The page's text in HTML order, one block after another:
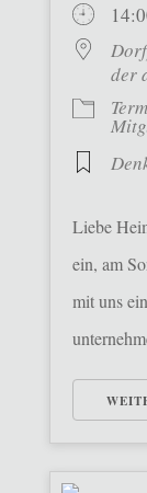
der
Liebe
ein, am
mit uns